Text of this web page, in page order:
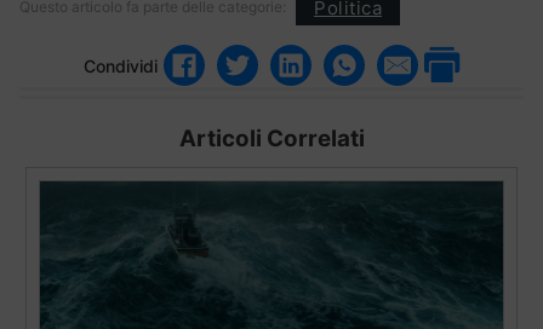
Questo articolo fa parte delle categorie: Politica
Condividi
Articoli Correlati